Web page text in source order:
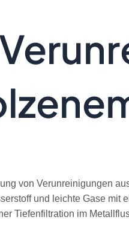
von Verunreinigungen
und leichte Gase
Tiefenfiltration im